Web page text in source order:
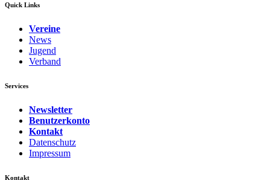
Quick Links
Vereine
News
Jugend
Verband
Services
Newsletter
Benutzerkonto
Kontakt
Datenschutz
Impressum
Kontakt